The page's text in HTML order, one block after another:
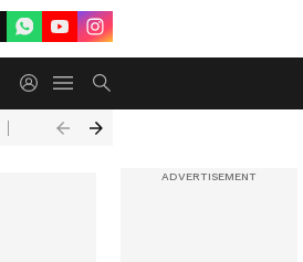
Akkineni Nageswara Rao